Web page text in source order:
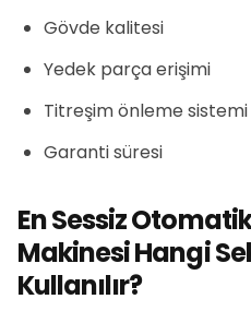
Gövde kalitesi
Yedek parça erişimi
Titreşim önleme sistemi
Garanti süresi
En Sessiz
Makinesi Hangi
Kullanılır?